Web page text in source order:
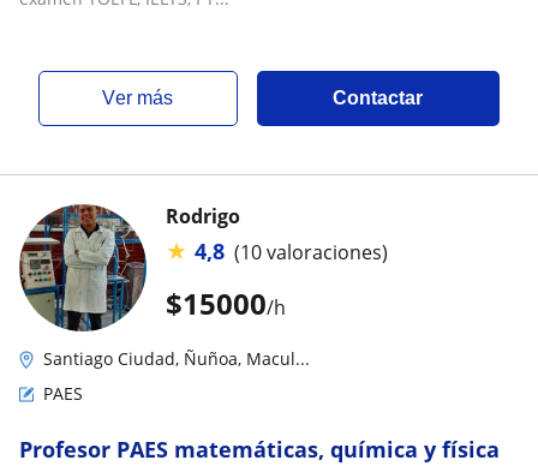
ver más Contactar
$15000/h
Rodrigo
★ 4,8 (10 valoraciones)
Santiago Ciudad, Ñuñoa, Macul...
PAES
Profesor PAES matemáticas, química y física